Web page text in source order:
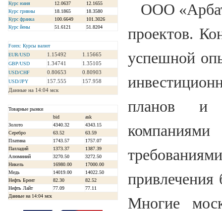
Курс юаня
12.0637
12.1655
Курс гривны
18.1865
18.3580
Курс франка
100.6649
101.3026
Курс йены
51.6121 51.8204
Forex: Курсы валют
EUR/USD
1.15492 1.15665
GBP/USD 1.34741 1.35105
USD/CHF 0.80653 0.80903
USD/JPY 157.555
157.958
Данные на 14:04 мск
Товарные рынки
bid
ask
Золото
4340.32
4343.15
Серебро
63.52
63.59
Платина
1743.57
1757.07
Палладий
1373.37
1387.39
Алюминий
3270.50
3272.50
Никель
16980.00
17000.00
Медь
14019.00
14022.50
Нефть Брент
82.30
82.52
Нефть Лайт
77.09
77.11
Данные на 14:04 мск
ООО
проектов.
успешной
планов и
привлечения
Многие